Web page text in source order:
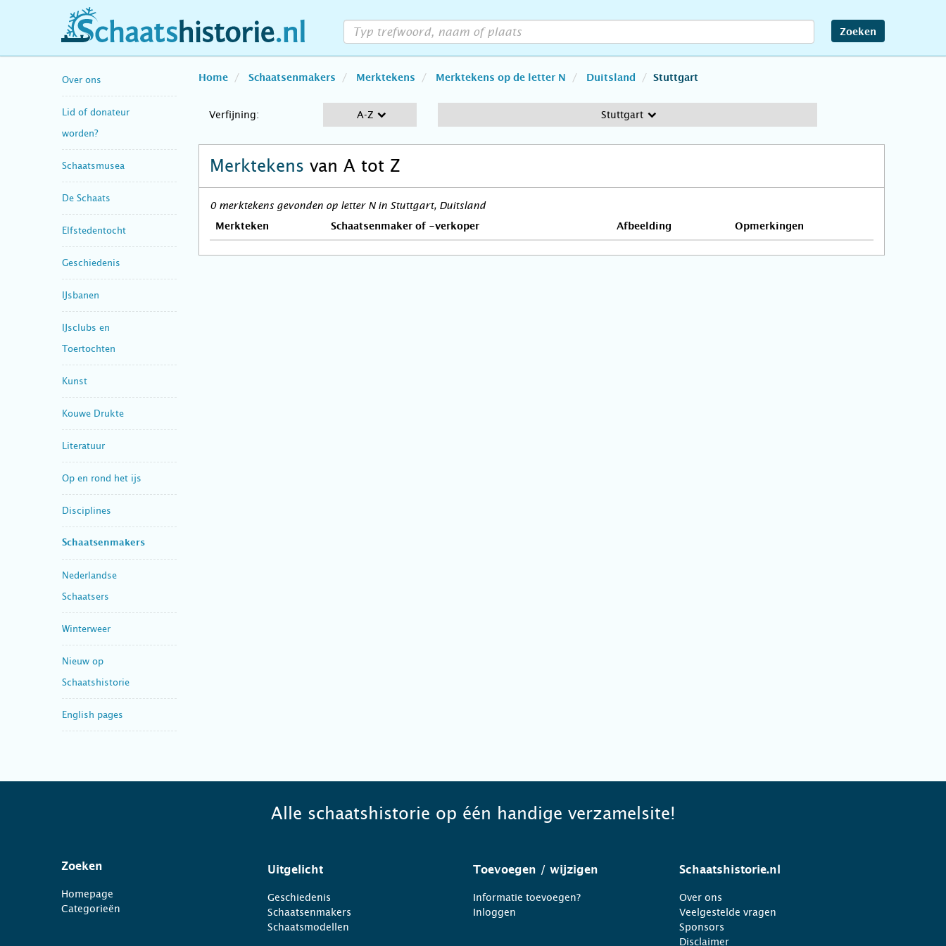
schaatshistorie.nl Zoeken
Over ons
Lid of donateur
worden?
Schaatsmusea
De Schaats
Elfstedentocht
Geschiedenis
IJsbanen
IJsclubs en
Toertochten
Kunst
Kouwe Drukte
Literatuur
Op en rond het ijs
Disciplines
Schaatsenmakers
Nederlandse
Schaatsers
Winterweer
Nieuw op
Schaatshistorie
English pages
Home Schaatsenmakers Merktekens Merktekens op de letter N Duitsland Stuttgart
Verfijning: A-Z Stuttgart
Merktekens van A tot Z
0 merktekens gevonden op letter N in Stuttgart, Duitsland
Merkteken Schaatsenmaker of -verkoper Afbeelding Opmerkingen
Alle schaatshistorie op één handige verzamelsite!
Zoeken
Homepage
Categorieën
Uitgelicht
Geschiedenis
Schaatsenmakers
Schaatsmodellen
Toevoegen / wijzigen
Informatie toevoegen?
Inloggen
Schaatshistorie.nl
Over ons
Veelgestelde vragen
Sponsors
Disclaimer